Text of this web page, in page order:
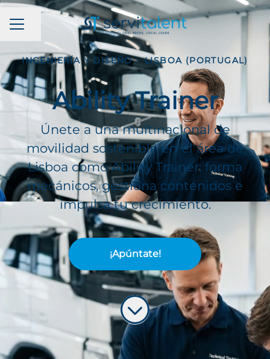
MENÚ DE EMPLEO
Compartir página
INGENIERÍA Y DISEÑO · LISBOA (PORTUGAL)
Ability Trainer
Únete a una multinacional de
movilidad sostenible en el área de
Lisboa como Ability Trainer: forma
mecánicos, gestiona contenidos e
impulsa tu crecimiento.
¡Apúntate!